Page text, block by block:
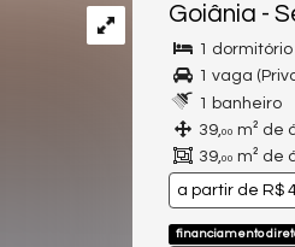
Goiânia -
1 dormitório
1 vaga
1 banheiro
39,00 m² de
39,00 m² de
a partir de R$
financiamento